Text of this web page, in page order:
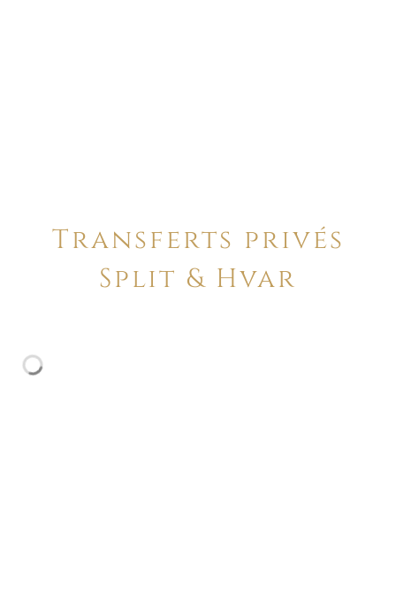
Transferts privés
Split & Hvar